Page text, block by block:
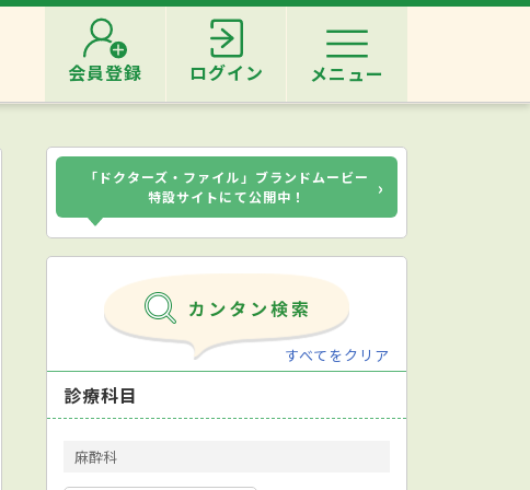
会員登録 ログイン メニュー
「ドクターズ・ファイル」ブランドムービー
特設サイトにて公開中！
›
すべてをクリア
診療科目
麻酔科